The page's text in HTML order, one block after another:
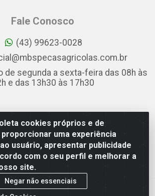
cookies próprios e de
uma experiência
usuário, apresentar publicidade
com o seu perfil e melhorar a
site.
Negar não essenciais
Fale Conosco
(43) 99623-0028
de segunda a sexta-feira das 08h às
e das 13h30 às 17h30
- RUA APARECIDA FIRMO DE
INDUSTRIAL DAS CONFECÇÕES DANILO
PR - CEP 86.806-502 - CNPJ
34.564.040/0001-88